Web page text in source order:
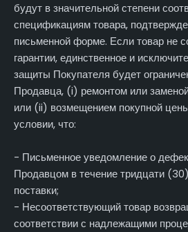
будут в значительной степени
спецификациям товара,
письменной форме. Если товар не
гарантии, единственное и
защиты Покупателя будет
Продавца, (i) ремонтом или
или (ii) возмещением покупной цены
условии, что:
- Письменное уведомление о
Продавцом в течение тридцати
поставки;
- Несоответствующий товар
соответствии с надлежащими